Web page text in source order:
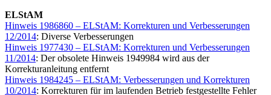
ELStAM
Hinweis 1986860 – ELStAM: Korrekturen und Verbesserungen
12/2014: Diverse Verbesserungen
Hinweis 1977430 – ELStAM: Korrekturen und Verbesserungen
11/2014: Der obsolete Hinweis 1949984 wird aus der
Korrekturanleitung entfernt
Hinweis 1984245 – ELStAM: Verbesserungen und Korrekturen
10/2014: Korrekturen für im laufenden Betrieb festgestellte Fehler